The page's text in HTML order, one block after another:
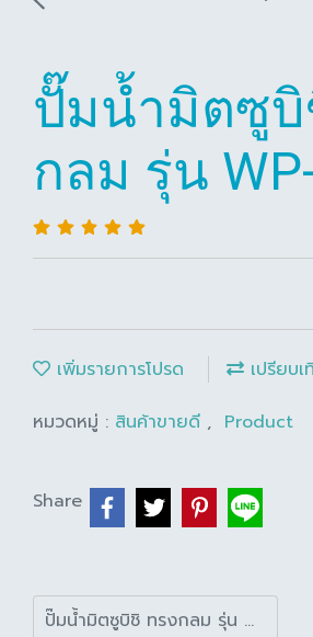
ปั๊มน้ำมิตซูบิ
กลม รุ่น
เพิ่มรายการโปรด
เปรียบ
หมวดหมู่ : สินค้าขายดี , Product
Share
ปั๊มน้ำมิตซูบิชิ ทรงกลม รุ่น WP-205R